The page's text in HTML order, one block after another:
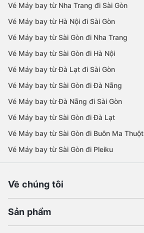
Vé Máy bay từ Nha Trang đi Sài Gòn
Vé Máy bay từ Hà Nội đi Sài Gòn
Vé Máy bay từ Sài Gòn đi Nha Trang
Vé Máy bay từ Sài Gòn đi Hà Nội
Vé Máy bay từ Đà Lạt đi Sài Gòn
Vé Máy bay từ Sài Gòn đi Đà Nẵng
Vé Máy bay từ Đà Nẵng đi Sài Gòn
Vé Máy bay từ Sài Gòn đi Đà Lạt
Vé Máy bay từ Sài Gòn đi Buôn Ma Thuột
Vé Máy bay từ Sài Gòn đi Pleiku
Về chúng tôi
Sản phẩm